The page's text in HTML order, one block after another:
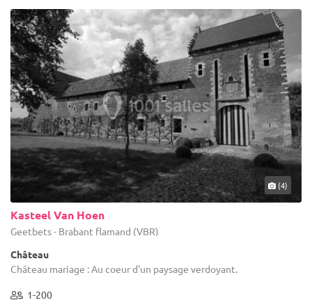
(4)
Kasteel Van Hoen
Geetbets - Brabant flamand (VBR)
Château
Château mariage : Au coeur d'un paysage verdoyant.
1-200